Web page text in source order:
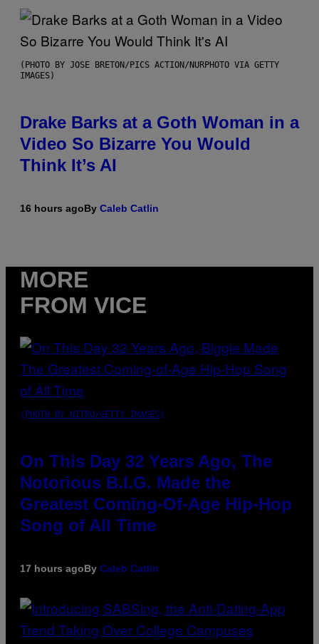
(PHOTO BY JOSE BRETON/PICS ACTION/NURPHOTO VIA GETTY
IMAGES)
Drake Barks at a Goth Woman in a
Video So Bizarre You Would
Think It’s AI
16 hours agoBy Caleb Catlin
MORE
FROM VICE
(PHOTO BY NITRO/GETTY IMAGES)
On This Day 32 Years Ago, The
Notorious B.I.G. Made the
Greatest Coming-Of-Age Hip-Hop
Song of All Time
17 hours agoBy Caleb Catlin